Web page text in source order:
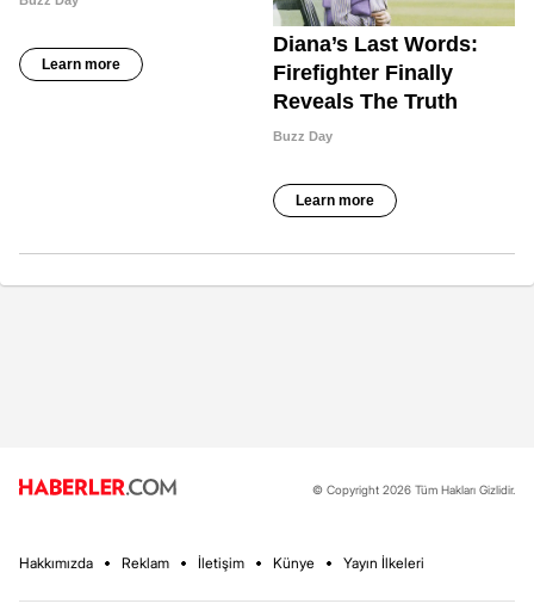
© Copyright 2026 Tüm Hakları Gizlidir.
Hakkımızda Reklam İletişim Künye Yayın İlkeleri